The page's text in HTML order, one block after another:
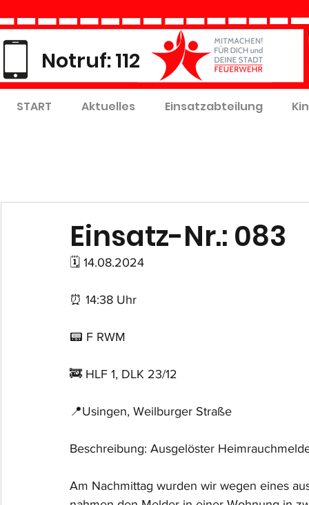
Notruf: 112
START Aktuelles Einsatzabteilung
Einsatz-Nr.: 083
🗓 14.08.2024
⏰ 14:38 Uhr
📟 F RWM
🚒 HLF 1, DLK 23/12
📍Usingen, Weilburger Straße
Beschreibung: Ausgelöster
Am Nachmittag wurden wir wegen eines